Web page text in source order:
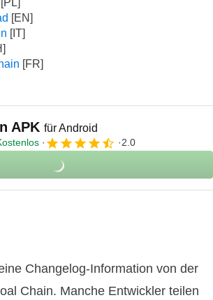
APK für Android
2.0
Changelog-Information von der
Chain. Manche Entwickler teilen